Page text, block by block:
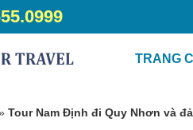
TRANG
Tour Nam Định đi Quy Nhơn và